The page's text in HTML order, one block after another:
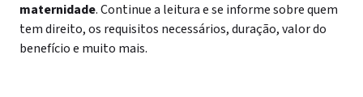
maternidade. Continue a leitura e se informe sobre quem
tem direito, os requisitos necessários, duração, valor do
benefício e muito mais.